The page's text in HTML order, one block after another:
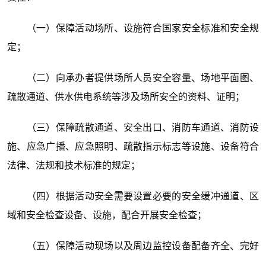
（一）保障活动场所、设施符合国家安全标准和安全规
定；
（二）向承办者提供场所人员安全容量、场地平面图、
疏散通道、供水供电系统等涉及场所安全的资料、证明；
（三）保障疏散通道、安全出口、消防车通道、消防设
施、应急广播、应急照明、疏散指示标志等设施、设备符合
法律、法规和技术标准的规定；
（四）根据活动安全需要设置必要的安全缓冲通道、区
域和安全检查设备、设施，配合开展安全检查；
（五）保障活动现场以及周边监控设备配备齐全、完好